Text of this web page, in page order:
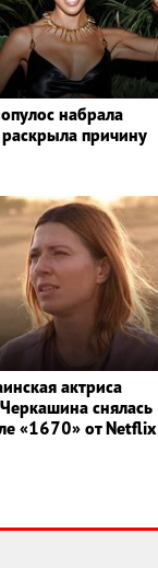
набрала
причину
актриса
снялась
«1670» от Netflix